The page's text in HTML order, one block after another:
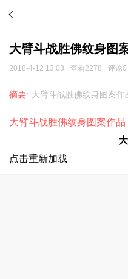
大臂斗战胜佛纹身图
2018-4-12 13:03 查看2278 评论0
摘要: 大臂斗战胜佛纹身图案作
大臂斗战胜佛纹身图案作品
大臂斗战
点击重新加载